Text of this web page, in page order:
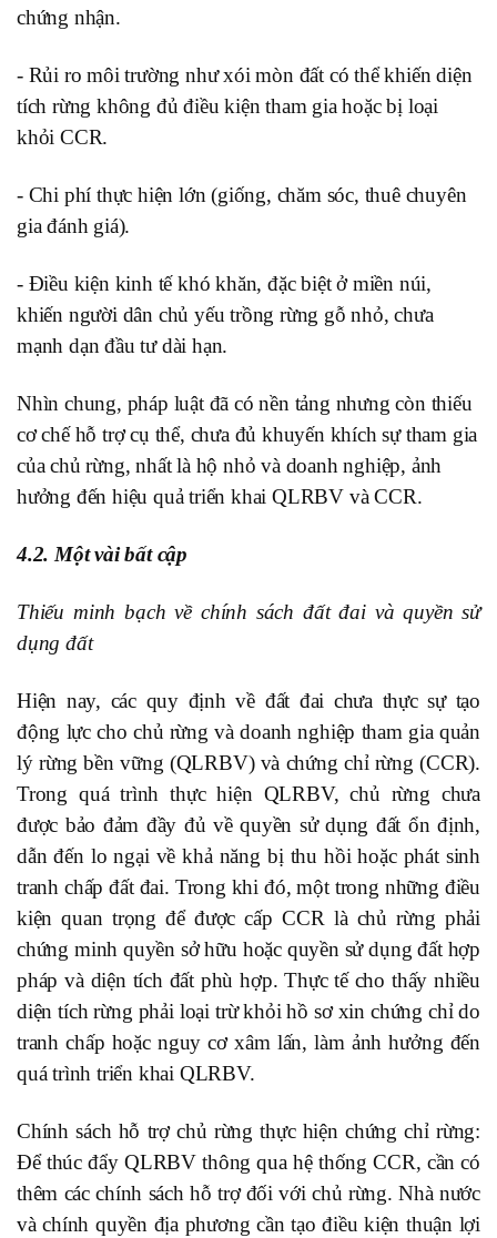
chứng nhận.
- Rủi ro môi trường như xói mòn đất có thể khiến diện
tích rừng không đủ điều kiện tham gia hoặc bị loại
khỏi CCR.
- Chi phí thực hiện lớn (giống, chăm sóc, thuê chuyên
gia đánh giá).
- Điều kiện kinh tế khó khăn, đặc biệt ở miền núi,
khiến người dân chủ yếu trồng rừng gỗ nhỏ, chưa
mạnh dạn đầu tư dài hạn.
Nhìn chung, pháp luật đã có nền tảng nhưng còn thiếu
cơ chế hỗ trợ cụ thể, chưa đủ khuyến khích sự tham gia
của chủ rừng, nhất là hộ nhỏ và doanh nghiệp, ảnh
hưởng đến hiệu quả triển khai QLRBV và CCR.
4.2. Một vài bất cập
Thiếu minh bạch về chính sách đất đai và quyền sử
dụng đất
Hiện nay, các quy định về đất đai chưa thực sự tạo
động lực cho chủ rừng và doanh nghiệp tham gia quản
lý rừng bền vững (QLRBV) và chứng chỉ rừng (CCR).
Trong quá trình thực hiện QLRBV, chủ rừng chưa
được bảo đảm đầy đủ về quyền sử dụng đất ổn định,
dẫn đến lo ngại về khả năng bị thu hồi hoặc phát sinh
tranh chấp đất đai. Trong khi đó, một trong những điều
kiện quan trọng để được cấp CCR là chủ rừng phải
chứng minh quyền sở hữu hoặc quyền sử dụng đất hợp
pháp và diện tích đất phù hợp. Thực tế cho thấy nhiều
diện tích rừng phải loại trừ khỏi hồ sơ xin chứng chỉ do
tranh chấp hoặc nguy cơ xâm lấn, làm ảnh hưởng đến
quá trình triển khai QLRBV.
Chính sách hỗ trợ chủ rừng thực hiện chứng chỉ rừng:
Để thúc đẩy QLRBV thông qua hệ thống CCR, cần có
thêm các chính sách hỗ trợ đối với chủ rừng. Nhà nước
và chính quyền địa phương cần tạo điều kiện thuận lợi